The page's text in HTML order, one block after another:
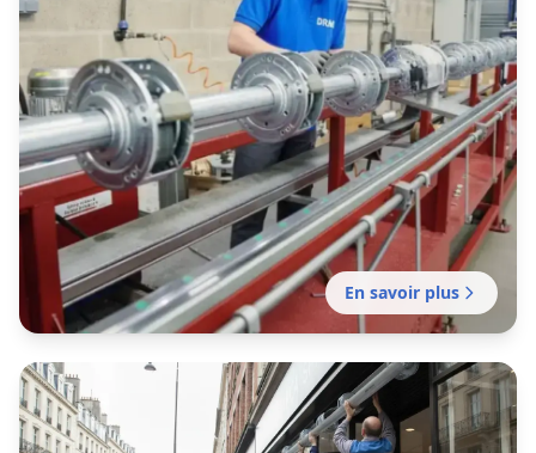
plus de confort et de sécurité.
Fabrication rideau métallique
Castelginest
En savoir plus